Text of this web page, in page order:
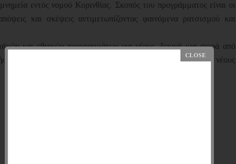
εντός νομού Κορινθίας. Σκοπός του προγράμματος είναι οι
και σκέψεις αντιμετωπίζοντας φαινόμενα ρατσισμού και
και εθνικών προγραμμάτων για νέους, ξεκινά μια σειρά από
ευκαιρίες και χρηματοδοτούμενα προγράμματα για τους νέους